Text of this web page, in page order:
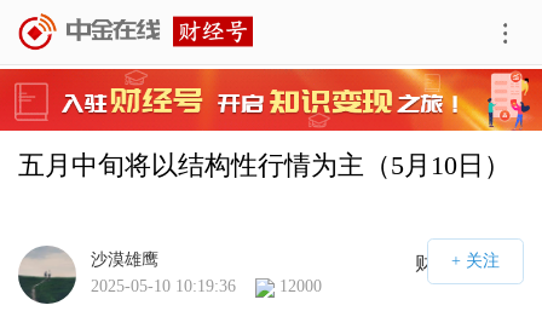
五月中旬将以结构性行情为主（5月10日）
财经号APP
沙漠雄鹰
2025-05-10 10:19:36
12000